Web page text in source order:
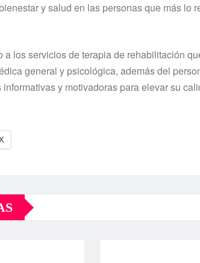
y salud en las personas que más
a los servicios de terapia de rehabilitación
general y psicológica, además del
y motivadoras para elevar su